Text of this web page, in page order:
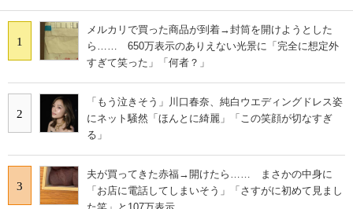
1
メルカリで買った商品が到着→封筒を開けようとした
ら…… 650万表示のありえない光景に「完全に想定外
すぎて笑った」「何者？」
2
「もう泣きそう」川口春奈、純白ウエディングドレス姿
にネット騒然「ほんとに綺麗」「この笑顔が切なすぎ
る」
3
夫が買ってきた赤福→開けたら…… まさかの中身に
「お店に電話してしまいそう」「さすがに初めて見まし